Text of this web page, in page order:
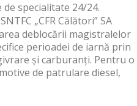
specialitate 24/24.
„CFR Călători” SA
deblocării magistralelor
perioadei de iarnă prin
și carburanți. Pentru o
de patrulare diesel,